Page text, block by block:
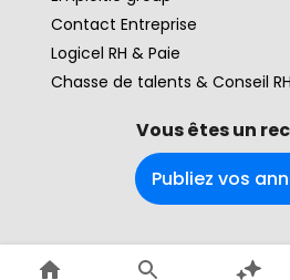
Contact Entreprise
Logicel RH & Paie
Chasse de talents & Conseil RH
Vous êtes un
Publiez vos